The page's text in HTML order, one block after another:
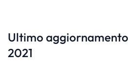
Ultimo
2021